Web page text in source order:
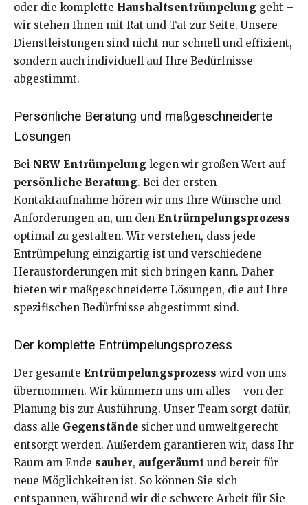
oder die komplette Haushaltsentrümpelung geht –
wir stehen Ihnen mit Rat und Tat zur Seite. Unsere
Dienstleistungen sind nicht nur schnell und effizient,
sondern auch individuell auf Ihre Bedürfnisse
abgestimmt.
Persönliche Beratung und maßgeschneiderte
Lösungen
Bei NRW Entrümpelung legen wir großen Wert auf
persönliche Beratung. Bei der ersten
Kontaktaufnahme hören wir uns Ihre Wünsche und
Anforderungen an, um den Entrümpelungsprozess
optimal zu gestalten. Wir verstehen, dass jede
Entrümpelung einzigartig ist und verschiedene
Herausforderungen mit sich bringen kann. Daher
bieten wir maßgeschneiderte Lösungen, die auf Ihre
spezifischen Bedürfnisse abgestimmt sind.
Der komplette Entrümpelungsprozess
Der gesamte Entrümpelungsprozess wird von uns
übernommen. Wir kümmern uns um alles – von der
Planung bis zur Ausführung. Unser Team sorgt dafür,
dass alle Gegenstände sicher und umweltgerecht
entsorgt werden. Außerdem garantieren wir, dass Ihr
Raum am Ende sauber, aufgeräumt und bereit für
neue Möglichkeiten ist. So können Sie sich
entspannen, während wir die schwere Arbeit für Sie